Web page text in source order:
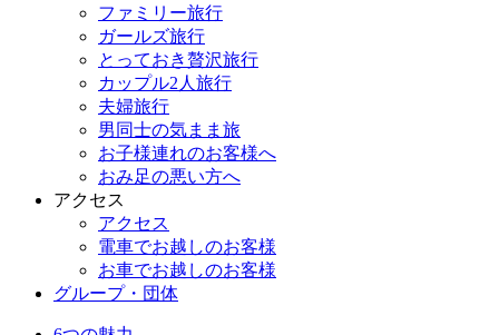
ファミリー旅行
ガールズ旅行
とっておき贅沢旅行
カップル2人旅行
夫婦旅行
男同士の気まま旅
お子様連れのお客様へ
おみ足の悪い方へ
アクセス
アクセス
電車でお越しのお客様
お車でお越しのお客様
グループ・団体